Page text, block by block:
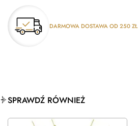
DARMOWA DOSTAWA OD 250 ZŁ
SPRAWDŹ RÓWNIEŻ